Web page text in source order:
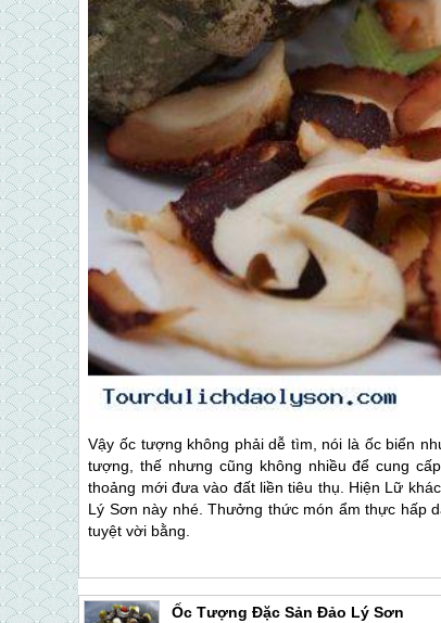
Vậy ốc tượng không phải dễ tìm, nói là ốc biển
tượng, thế nhưng cũng không nhiều để cung
thoảng mới đưa vào đất liền tiêu thụ. Hiện Lữ
Lý Sơn này nhé. Thưởng thức món ẩm thực hấp
tuyệt vời bằng.
Ốc Tượng Đặc Sản Đảo Lý Sơn